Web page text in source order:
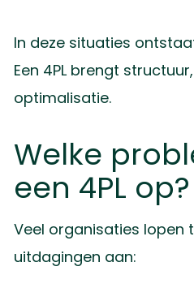
In deze situaties
Een 4PL brengt
optimalisatie.
Welke
een 4PL op?
Veel organisaties lopen
uitdagingen aan: